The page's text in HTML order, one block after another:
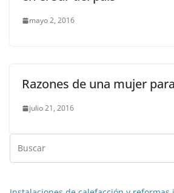
mayo 2, 2016
Razones de una mujer
julio 21, 2016